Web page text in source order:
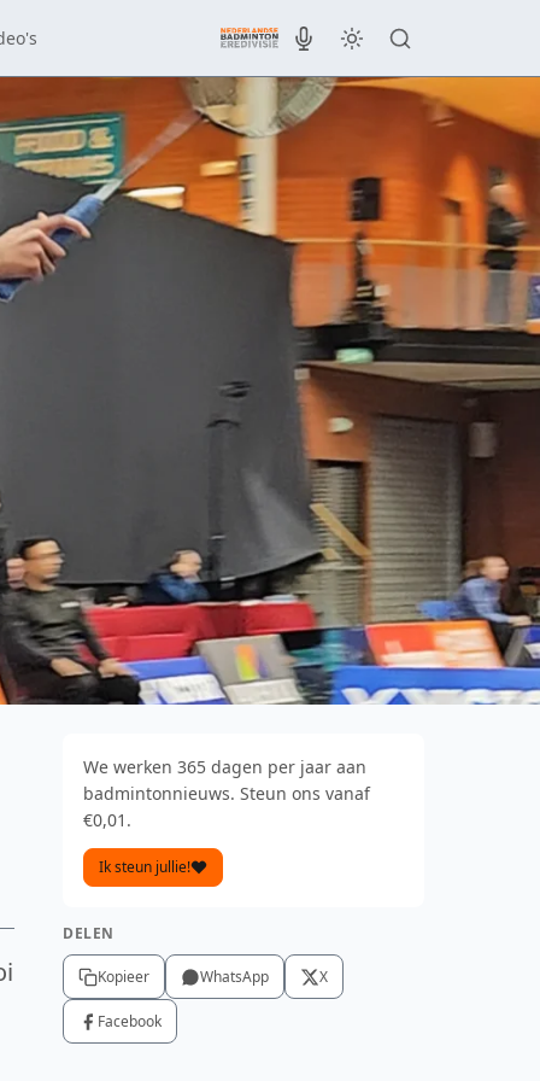
We werken 365 dagen per jaar aan
badmintonnieuws. Steun ons vanaf
€0,01.
Ik steun jullie!
DELEN
Kopieer WhatsApp X
Facebook